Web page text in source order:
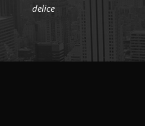
delice